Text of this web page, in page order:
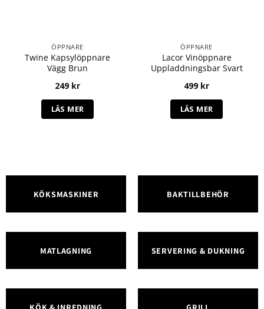
ÖPPNARE
Twine Kapsylöppnare
Vägg Brun
249 kr
LÄS MER
ÖPPNARE
Lacor Vinöppnare
Uppladdningsbar Svart
499 kr
LÄS MER
KÖKSMASKINER BAKTILLBEHÖR
MATLAGNING SERVERING & DUKNING